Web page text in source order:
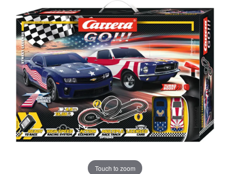
Touch to zoom